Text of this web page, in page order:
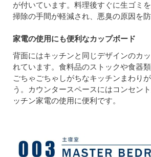
が付いています。料理後すぐに生ゴミを
掃除の手間が軽減され、悪臭の原因を防
家電の使用にも便利なカップボード
背面にはキッチンと同じデザインのカ
れています。食料品のストックや食器類
ごちゃごちゃしがちなキッチンまわり
う。カウンタースペースにはコンセン
ッチン家電の使用に便利です。